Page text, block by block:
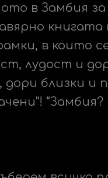
в Замбия
книгата
в които
лудост и
близки и